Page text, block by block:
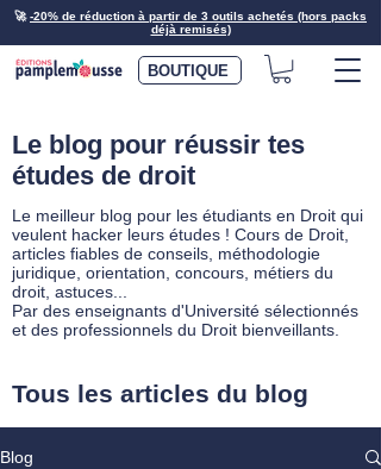
🚀-20% de réduction à partir de 3 outils achetés (hors packs
déjà remisés)
BOUTIQUE
Le blog pour réussir tes
études de droit
Le meilleur blog pour les étudiants en Droit qui
veulent hacker leurs études ! Cours de Droit,
articles fiables de conseils, méthodologie
juridique, orientation, concours, métiers du
droit, astuces...
Par des enseignants d'Université sélectionnés
et des professionnels du Droit bienveillants.
Tous les articles du blog
Blog